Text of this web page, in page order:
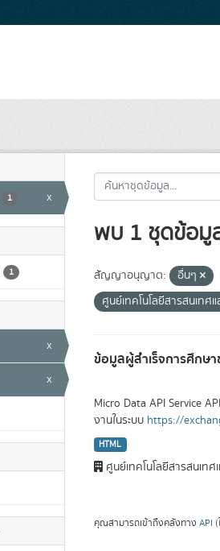
1 x
1
x
x
พบ 1 ชุดข้อมู
สัญญาอนุญาต: อื่นๆ
ศูนย์เทคโนโลยีสารสนเทศ
ข้อมูลผู้สำเร็จการศึกษา
Micro Data API Service
งานในระบบ https://
HTML
ศูนย์เทคโนโลยีสารสนเท
คุณสามารถเข้าถึงคลังทาง API